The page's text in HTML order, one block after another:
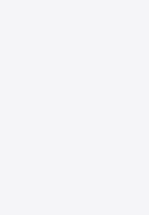
可能ですが、接
ナムで自宅のSIM
ミングを利用する
に、ローミング
多く、ナビゲーシ